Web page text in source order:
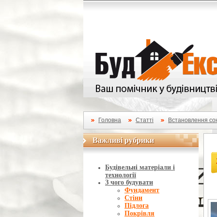
Головна Статті Встановлення
Важливі рубрики
Важливі рубрики
Будівельні матеріали і
технології
З чого будувати
Фундамент
Стіни
Підлога
Покрівля